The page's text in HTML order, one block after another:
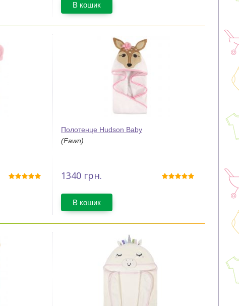
В кошик
Полотенце Hudson Baby
(Fawn)
1340 грн.
В кошик